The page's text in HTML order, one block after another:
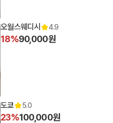
오월스웨디시 4.9
18%90,000원
도쿄 5.0
23%100,000원